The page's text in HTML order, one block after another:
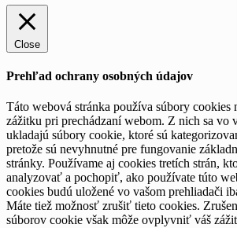
Close
Prehľad ochrany osobných údajov
Táto webová stránka používa súbory cookies
zážitku pri prechádzaní webom. Z nich sa vo
ukladajú súbory cookie, ktoré sú
pretože sú nevyhnutné pre fungovanie
stránky. Používame aj cookies tretích strán,
analyzovať a pochopiť, ako používate túto
cookies budú uložené vo vašom prehliadači
Máte tiež možnosť zrušiť tieto cookies.
súborov cookie však môže ovplyvniť váš